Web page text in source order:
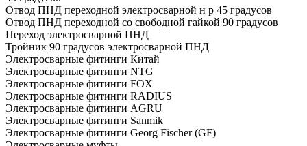
Отвод ПНД переходной электросварной н р 45 градусов
Отвод ПНД переходной со свободной гайкой 90 градусов
Переход электросварной ПНД
Тройник 90 градусов электросварной ПНД
Электросварные фитинги Китай
Электросварные фитинги NTG
Электросварные фитинги FOX
Электросварные фитинги RADIUS
Электросварные фитинги AGRU
Электросварные фитинги Sanmik
Электросварные фитинги Georg Fischer (GF)